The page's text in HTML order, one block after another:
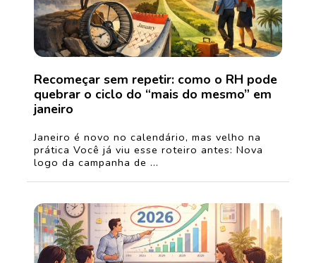
Recomeçar sem repetir: como o RH pode
quebrar o ciclo do “mais do mesmo” em
janeiro
Janeiro é novo no calendário, mas velho na
prática Você já viu esse roteiro antes: Nova
logo da campanha de ...